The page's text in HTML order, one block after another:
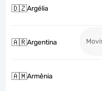
🇩🇿Argélia
🇦🇷Argentina
🇦🇲Armênia